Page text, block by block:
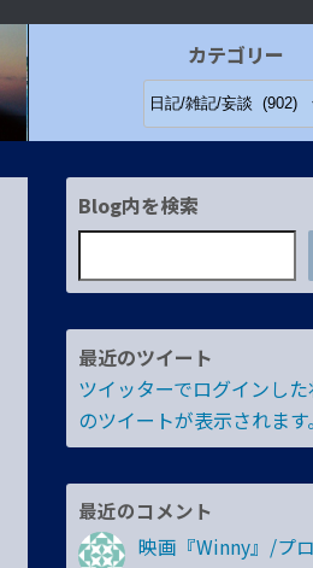
カテゴリー
Blog内を検索
最近のツイート
ツイッターでログインし
のツイートが表示されます。
最近のコメント
映画『Winny』/プ